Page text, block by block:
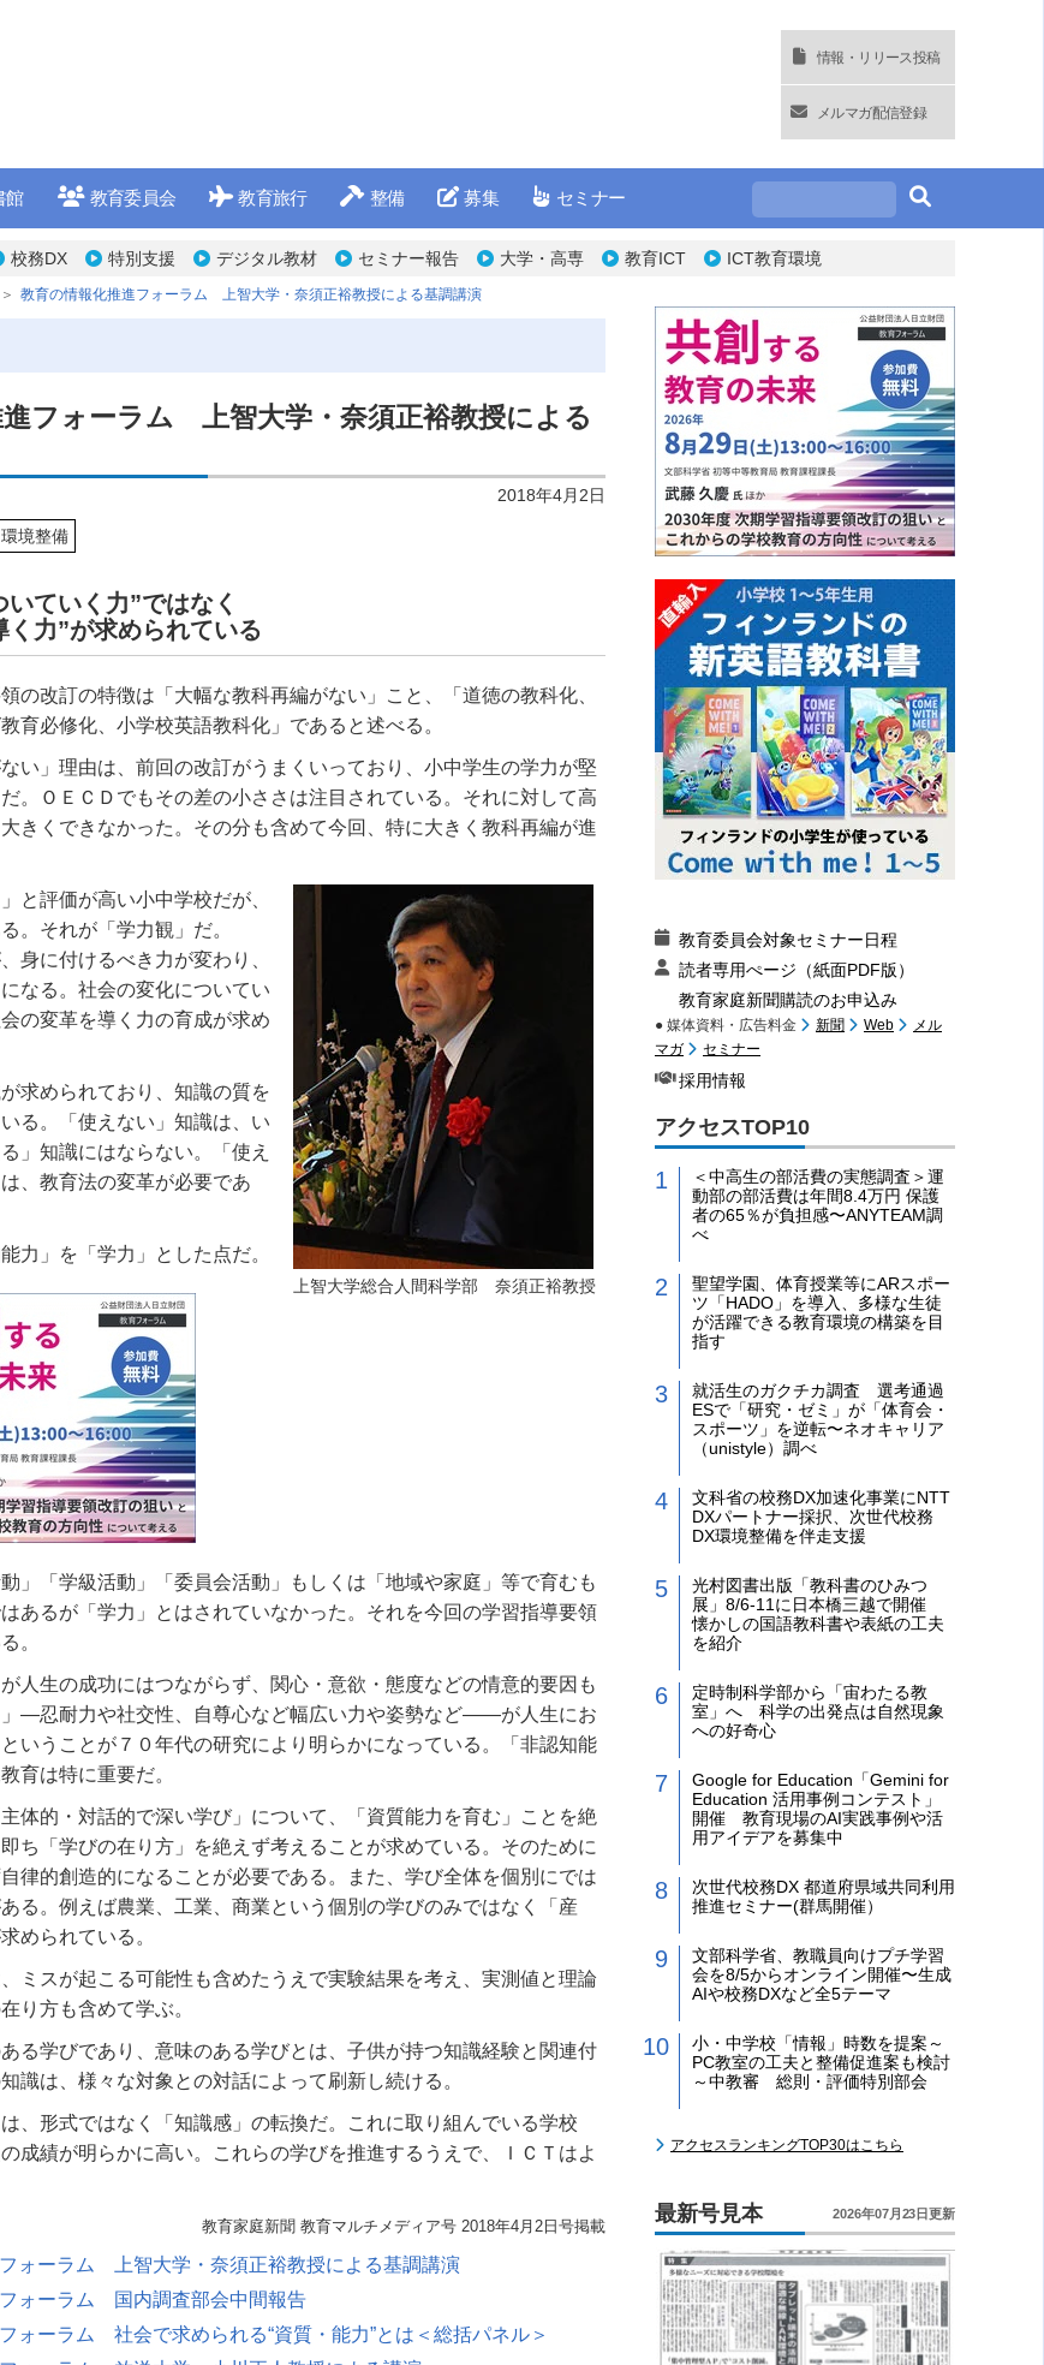
情報・リリース投稿
メルマガ配信登録
館 教育委員会 教育旅行 整備 募集 セミナー
校務DX 特別支援 デジタル教材 セミナー報告 大学・高専 教育ICT ICT教育環境
教育の情報化推進フォーラム 上智大学・奈須正裕教授による基調講演
フォーラム 上智大学・奈須正裕教授による
2018年4月2日
境整備
ていく力”ではなく
く力”が求められている
の改訂の特徴は「大幅な教科再編がない」こと、「道徳の教科化、
育必修化、小学校英語教科化」であると述べる。
ない」理由は、前回の改訂がうまくいっており、小中学生の学力が堅
。ＯＥＣＤでもその差の小ささは注目されている。それに対して高
きくできなかった。その分も含めて今回、特に大きく教科再編が進
上智大学総合人間科学部 奈須正裕教授
と評価が高い小中学校だが、
。それが「学力観」だ。
身に付けるべき力が変わり、
なる。社会の変化についてい
の変革を導く力の育成が求め
求められており、知識の質を
る。「使えない」知識は、い
」知識にはならない。「使え
、教育法の変革が必要であ
力」を「学力」とした点だ。
」「学級活動」「委員会活動」もしくは「地域や家庭」等で育むも
あるが「学力」とはされていなかった。それを今回の学習指導要領
。
が人生の成功にはつながらず、関心・意欲・態度などの情意的要因も
―忍耐力や社交性、自尊心など幅広い力や姿勢など――が人生にお
いうことが７０年代の研究により明らかになっている。「非認知能
育は特に重要だ。
体的・対話的で深い学び」について、「資質能力を育む」ことを絶
ち「学びの在り方」を絶えず考えることが求めている。そのために
律的創造的になることが必要である。また、学び全体を個別にでは
る。例えば農業、工業、商業という個別の学びのみではなく「産
められている。
ミスが起こる可能性も含めたうえで実験結果を考え、実測値と理論
り方も含めて学ぶ。
る学びであり、意味のある学びとは、子供が持つ知識経験と関連付
識は、様々な対象との対話によって刷新し続ける。
は、形式ではなく「知識感」の転換だ。これに取り組んでいる学校
成績が明らかに高い。これらの学びを推進するうえで、ＩＣＴはよ
教育家庭新聞 教育マルチメディア号 2018年4月2日号掲載
ォーラム 上智大学・奈須正裕教授による基調講演
ォーラム 国内調査部会中間報告
ォーラム 社会で求められる“資質・能力”とは＜総括パネル＞
教育委員会対象セミナー日程
読者専用ぺージ（紙面PDF版）
教育家庭新聞購読のお申込み
● 媒体資料・広告料金 新聞 Web
メル
マガ
セミナー
採用情報
アクセスTOP10
＜中高生の部活費の実態調査＞運
動部の部活費は年間8.4万円 保護
者の65％が負担感〜ANYTEAM調
べ
聖望学園、体育授業等にARスポー
ツ「HADO」を導入、多様な生徒
が活躍できる教育環境の構築を目
指す
就活生のガクチカ調査 選考通過
ESで「研究・ゼミ」が「体育会・
スポーツ」を逆転〜ネオキャリア
（unistyle）調べ
文科省の校務DX加速化事業にNTT
DXパートナー採択、次世代校務
DX環境整備を伴走支援
光村図書出版「教科書のひみつ
展」8/6-11に日本橋三越で開催
懐かしの国語教科書や表紙の工夫
を紹介
定時制科学部から「宙わたる教
室」へ 科学の出発点は自然現象
への好奇心
Google for Education「Gemini for
Education 活用事例コンテスト」
開催 教育現場のAI実践事例や活
用アイデアを募集中
次世代校務DX 都道府県域共同利用
推進セミナー(群馬開催）
文部科学省、教職員向けプチ学習
会を8/5からオンライン開催〜生成
AIや校務DXなど全5テーマ
小・中学校「情報」時数を提案～
PC教室の工夫と整備促進案も検討
～中教審 総則・評価特別部会
アクセスランキングTOP30はこちら
最新号見本 2026年07月23日更新